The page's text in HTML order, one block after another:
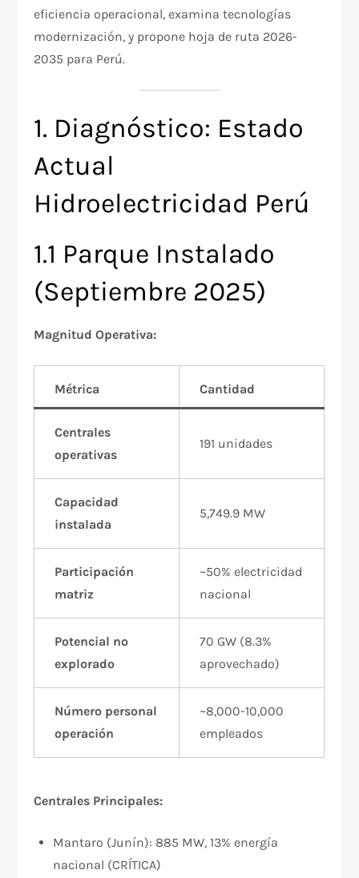
eficiencia operacional, examina tecnologías
modernización, y propone hoja de ruta 2026-
2035 para Perú.
1. Diagnóstico: Estado
Actual
Hidroelectricidad Perú
1.1 Parque Instalado
(Septiembre 2025)
Magnitud Operativa:
Métrica Cantidad
Centrales
operativas
191 unidades
Capacidad
instalada
5,749.9 MW
Participación
matriz
~50% electricidad
nacional
Potencial no
explorado
70 GW (8.3%
aprovechado)
Número personal
operación
~8,000-10,000
empleados
Centrales Principales:
Mantaro (Junín): 885 MW, 13% energía
nacional (CRÍTICA)